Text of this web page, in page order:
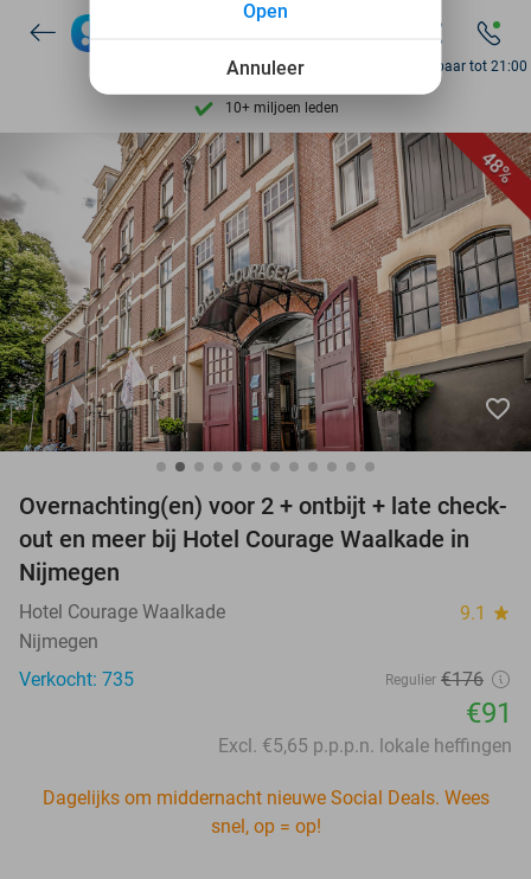
7 dagen per week beschikbaar
10+ miljoen leden
9,4 op basis van
Ontdek 15.000+ deals
7 dagen per week beschikbaar
10+ miljoen leden
Bereikbaar tot 21:00
48%
favorite_border
Overnachting(en) voor 2 + ontbijt + late check-
out en meer bij Hotel Courage Waalkade in
Nijmegen
Hotel Courage Waalkade 9.1 star
Nijmegen
Verkocht: 735
Regulier €176
€91
Excl. €5,65 p.p.p.n. lokale heffingen
Dagelijks om middernacht nieuwe Social Deals. Wees
snel, op = op!
Annuleer
Open